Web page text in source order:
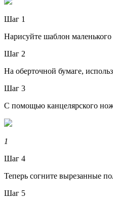
Шаг 1
Нарисуйте шаблон
Шаг 2
На оберточной бумаге,
Шаг 3
С помощью канцелярского
1
Шаг 4
Теперь согните вырезанные
Шаг 5